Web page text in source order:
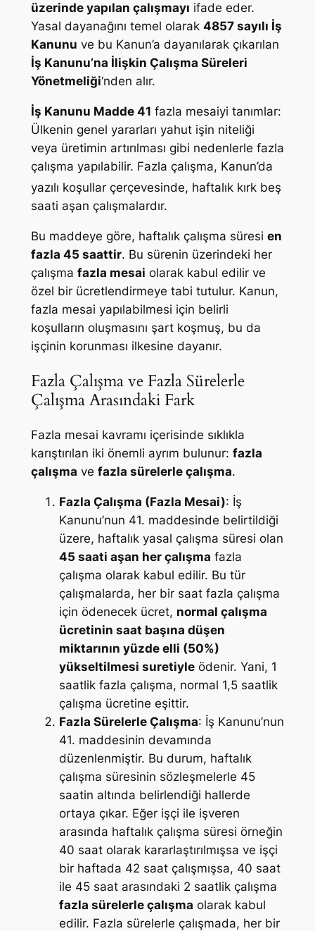
üzerinde yapılan çalışmayı ifade eder.
Yasal dayanağını temel olarak 4857 sayılı İş
Kanunu ve bu Kanun’a dayanılarak çıkarılan
İş Kanunu’na İlişkin Çalışma Süreleri
Yönetmeliği‘nden alır.
İş Kanunu Madde 41 fazla mesaiyi tanımlar:
Ülkenin genel yararları yahut işin niteliği
veya üretimin artırılması gibi nedenlerle fazla
çalışma yapılabilir. Fazla çalışma, Kanun’da
yazılı koşullar çerçevesinde, haftalık kırkbeş
saati aşan çalışmalardır.
Bu maddeye göre, haftalık çalışma süresi en
fazla 45 saattir. Bu sürenin üzerindeki her
çalışma fazla mesai olarak kabul edilir ve
özel bir ücretlendirmeye tabi tutulur. Kanun,
fazla mesai yapılabilmesi için belirli
koşulların oluşmasını şart koşmuş, bu da
işçinin korunması ilkesine dayanır.
Fazla Çalışma ve Fazla Sürelerle
Çalışma Arasındaki Fark
Fazla mesai kavramı içerisinde sıklıkla
karıştırılan iki önemli ayrım bulunur: fazla
çalışma ve fazla sürelerle çalışma.
Fazla Çalışma (Fazla Mesai): İş
Kanunu’nun 41. maddesinde belirtildiği
üzere, haftalık yasal çalışma süresi olan
45 saati aşan her çalışma fazla
çalışma olarak kabul edilir. Bu tür
çalışmalarda, her bir saat fazla çalışma
için ödenecek ücret, normal çalışma
ücretinin saat başına düşen
miktarının yüzde elli (50%)
yükseltilmesi suretiyleödenir. Yani, 1
saatlik fazla çalışma, normal 1,5 saatlik
çalışma ücretine eşittir.
Fazla Sürelerle Çalışma: İş Kanunu’nun
41. maddesinin devamında
düzenlenmiştir. Bu durum, haftalık
çalışma süresinin sözleşmelerle 45
saatin altında belirlendiği hallerde
ortaya çıkar. Eğer işçi ile işveren
arasında haftalık çalışma süresi örneğin
40 saat olarak kararlaştırılmışsa ve işçi
bir haftada 42 saat çalışmışsa, 40 saat
ile 45 saat arasındaki 2 saatlik çalışma
fazla sürelerle çalışma olarak kabul
edilir. Fazla sürelerle çalışmada, her bir